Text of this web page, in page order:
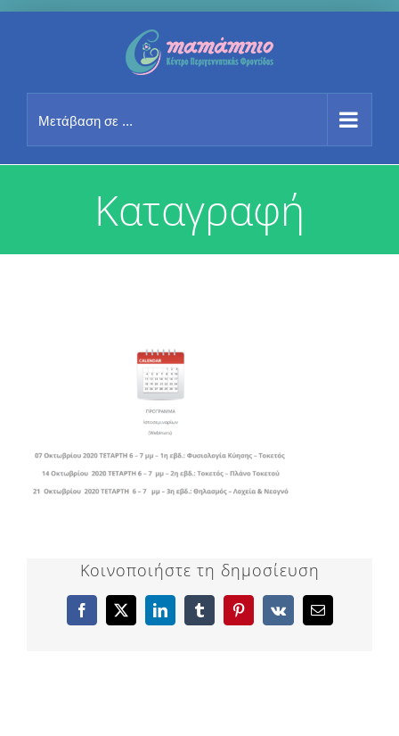
Μετάβαση σε ...
Καταγραφή
Κοινοποιήστε τη δημοσίευση
Facebook
X LinkedInTumblrPinterest
Vk Email